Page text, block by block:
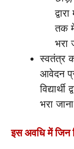
तक
भरा
स्वतंत्र
आवेदन
भरा
इस अवधि में जिन